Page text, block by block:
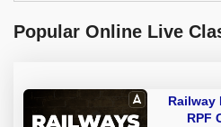
Popular Online Live
Railway
RPF